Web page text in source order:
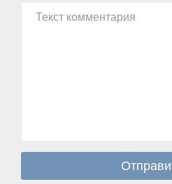
Текст комментария